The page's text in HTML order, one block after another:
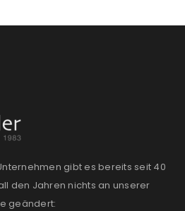
gibt es bereits seit 40
den Jahren nichts an unserer
geändert: